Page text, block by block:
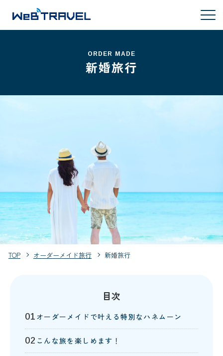
ORDER MADE
新婚旅行
TOP オーダーメイド旅行 新婚旅行
目次
オーダーメイドで叶える特別なハネムーン
こんな旅を楽しめます！